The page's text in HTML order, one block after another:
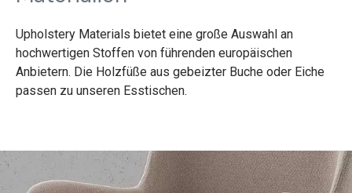
Upholstery Materials bietet eine große Auswahl an
hochwertigen Stoffen von führenden europäischen
Anbietern. Die Holzfüße aus gebeizter Buche oder Eiche
passen zu unseren Esstischen.